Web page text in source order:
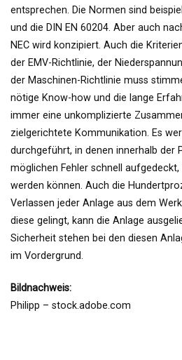
entsprechen. Die Normen sind
und die DIN EN 60204. Aber auch
NEC wird konzipiert. Auch die
der EMV-Richtlinie, der
der Maschinen-Richtlinie muss
nötige Know-how und die lange
immer eine unkomplizierte
zielgerichtete Kommunikation. Es
durchgeführt, in denen innerhalb der
möglichen Fehler schnell
werden können. Auch die
Verlassen jeder Anlage aus dem
diese gelingt, kann die Anlage
Sicherheit stehen bei den diesen
im Vordergrund.
Bildnachweis:
Philipp – stock.adobe.com